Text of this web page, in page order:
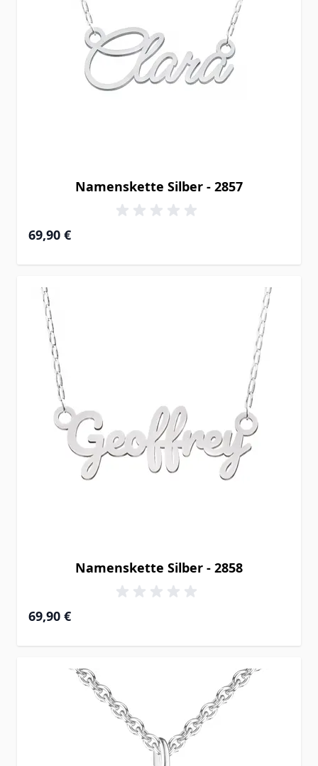
Namenskette Silber - 2857
69,90 €
Namenskette Silber - 2858
69,90 €